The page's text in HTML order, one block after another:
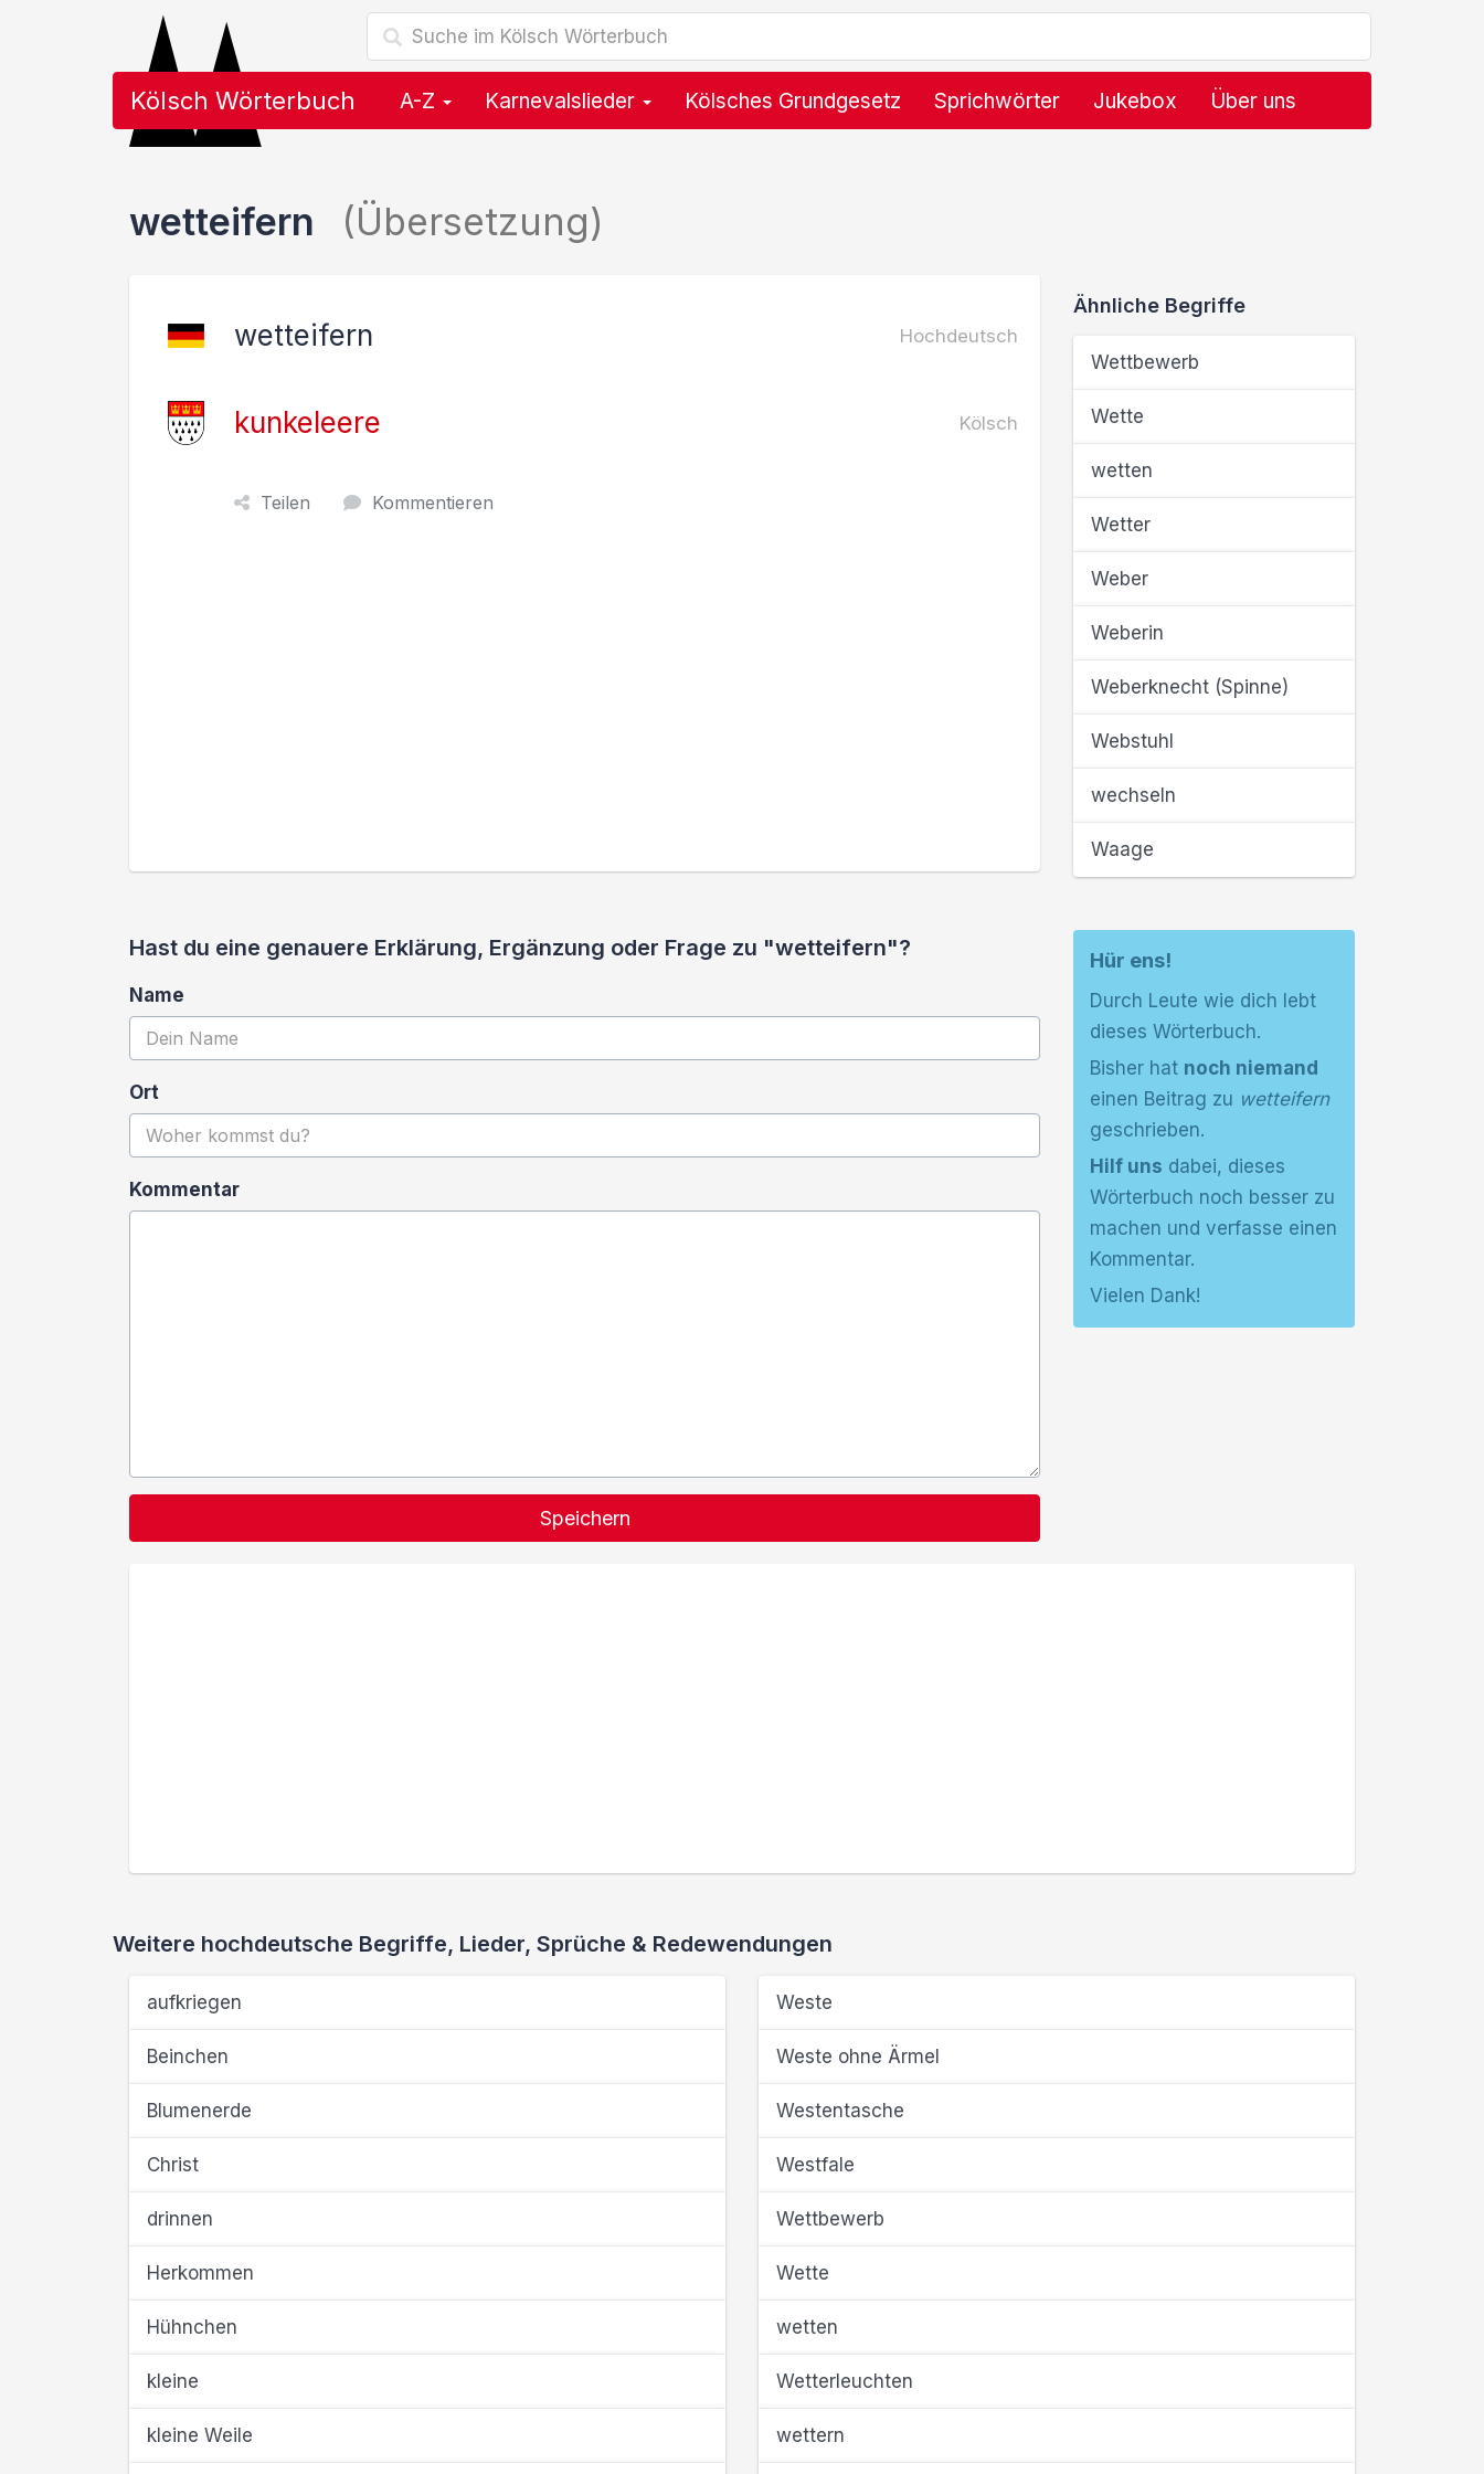
Kölsch Wörterbuch A-Z Karnevalslieder Kölsches Grundgesetz Sprichwörter Jukebox Über uns
wetteifern (Übersetzung)
wetteifern Hochdeutsch
kunkeleere Kölsch
Teilen Kommentieren
Ähnliche Begriffe
Wettbewerb
Wette
wetten
Wetter
Weber
Weberin
Weberknecht (Spinne)
Webstuhl
wechseln
Waage
Hast du eine genauere Erklärung, Ergänzung oder Frage zu "wetteifern"?
Name
Ort
Kommentar
Speichern
Hür ens!
Durch Leute wie dich lebt
dieses Wörterbuch.
Bisher hat noch niemand
einen Beitrag zu wetteifern
geschrieben.
Hilf uns dabei, dieses
Wörterbuch noch besser zu
machen und verfasse einen
Kommentar.
Vielen Dank!
Weitere hochdeutsche Begriffe, Lieder, Sprüche & Redewendungen
aufkriegen
Beinchen
Blumenerde
Christ
drinnen
Herkommen
Hühnchen
kleine
kleine Weile
Weste
Weste ohne Ärmel
Westentasche
Westfale
Wettbewerb
Wette
wetten
Wetterleuchten
wettern